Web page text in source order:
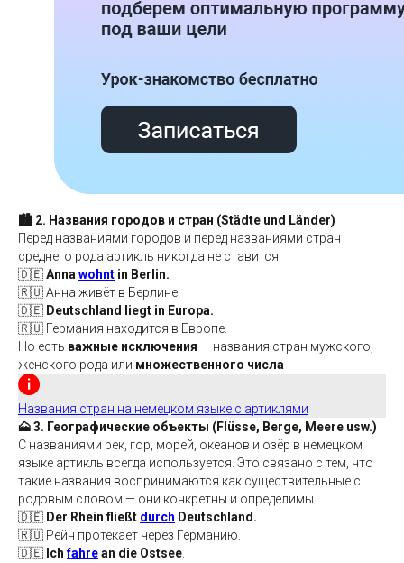
🏙️ 2. Названия городов и стран (Städte und Länder)
Перед названиями городов и перед названиями стран
среднего рода артикль никогда не ставится.
🇩🇪Anna wohnt in Berlin.
🇷🇺 Анна живёт в Берлине.
🇩🇪 Deutschland liegt in Europa.
🇷🇺 Германия находится в Европе.
Но есть важные исключения — названия стран мужского,
женского рода или множественного числа
Названия стран на немецком языке с артиклями
🗻 3. Географические объекты (Flüsse, Berge, Meere usw.)
С названиями рек, гор, морей, океанов и озёр в немецком
языке артикль всегда используется. Это связано с тем, что
такие названия воспринимаются как существительные с
родовым словом — они конкретны и определимы.
🇩🇪 Der Rhein fließt durch Deutschland.
🇷🇺 Рейн протекает через Германию.
🇩🇪 Ichfahrean die Ostsee